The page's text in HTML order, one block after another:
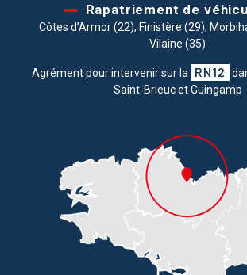
Rapatriement de
Côtes d’Armor (22), Finistère (29),
Vilaine (35)
Agrément pour intervenir sur la RN12
Saint-Brieuc et Guingamp